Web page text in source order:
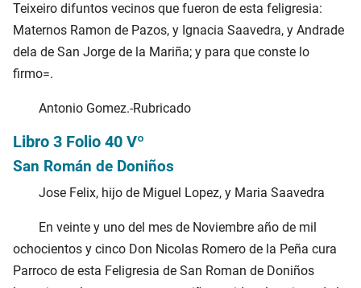
Teixeiro difuntos vecinos que fueron de esta feligresia:
Maternos Ramon de Pazos, y Ignacia Saavedra, y Andrade
dela de San Jorge de la Mariña; y para que conste lo
firmo=.
Antonio Gomez.-Rubricado
Libro 3 Folio 40 Vº
San Román de Doniños
Jose Felix, hijo de Miguel Lopez, y Maria Saavedra
En veinte y uno del mes de Noviembre año de mil
ochocientos y cinco Don Nicolas Romero de la Peña cura
Parroco de esta Feligresia de San Roman de Doniños